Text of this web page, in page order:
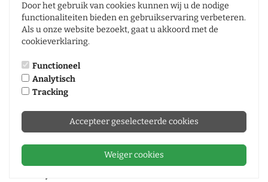
WOMENS SKIRT TEAM 26038 BLACK
0Review |
WOMENS SKIRT TEAM 26038 BLACK
Artikelnummer
Verwachte levertijd
10 dag(en)
€ 32,95
Door het gebruik van cookies kunnen wij u de nodige
functionaliteiten bieden en gebruikservaring verbeteren.
Als u onze website bezoekt, gaat u akkoord met de
cookieverklaring.
Functioneel
Analytisch
Tracking
Accepteer geselecteerde cookies
Weiger cookies